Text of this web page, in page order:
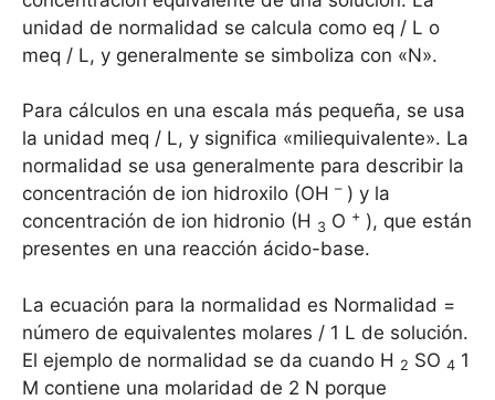
unidad de normalidad se calcula como eq / L o
meq / L, y generalmente se simboliza con «N».
Para cálculos en una escala más pequeña, se usa
la unidad meq / L, y significa «miliequivalente». La
normalidad se usa generalmente para describir la
concentración de ion hidroxilo (OH –) y la
concentración de ion hidronio (H 3 O + ), que están
presentes en una reacción ácido-base.
La ecuación para la normalidad es Normalidad =
número de equivalentes molares / 1 L de solución.
El ejemplo de normalidad se da cuando H 2 SO 4 1
M contiene una molaridad de 2 N porque